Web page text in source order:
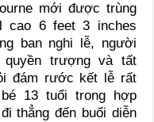
mới được trùng
cao 6 feet 3 inches
ban nghi lễ, người
quyền trượng và tất
đám rước kết lễ rất
13 tuổi trong hợp
thẳng đến buổi diễn